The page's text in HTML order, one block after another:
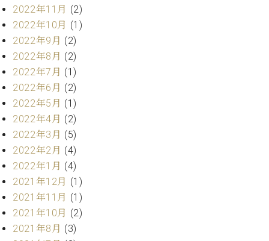
W.
ホ
フ
マ
ン
ト
ラ
デ
ィ
シ
ョ
ン
W.
ホ
フ
マ
技
術
営
業
セ
ン
タ
ー
ス
タ
フ
ご
挨
拶
技
術
2022年11月 (2)
2022年10月 (1)
2022年9月 (2)
2022年8月 (2)
2022年7月 (1)
2022年6月 (2)
2022年5月 (1)
2022年4月 (2)
2022年3月 (5)
2022年2月 (4)
2022年1月 (4)
2021年12月 (1)
2021年11月 (1)
2021年10月 (2)
2021年8月 (3)